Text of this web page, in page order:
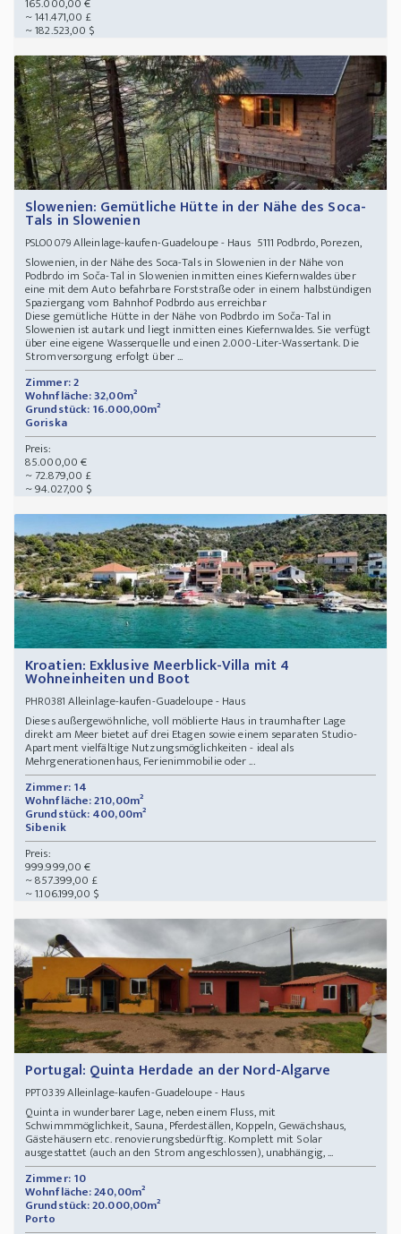
165.000,00 €
~ 141.471,00 £
~ 182.523,00 $
Slowenien: Gemütliche Hütte in der Nähe des Soca-
Tals in Slowenien
PSLO0079Alleinlage-kaufen-Guadeloupe - Haus 5111 Podbrdo, Porezen,
Slowenien, in der Nähe des Soca-Tals in Slowenien in der Nähe von
Podbrdo im Soča-Tal in Slowenien inmitten eines Kiefernwaldes über
eine mit dem Auto befahrbare Forststraße oder in einem halbstündigen
Spaziergang vom Bahnhof Podbrdo aus erreichbar
Diese gemütliche Hütte in der Nähe von Podbrdo im Soča-Tal in
Slowenien ist autark und liegt inmitten eines Kiefernwaldes. Sie verfügt
über eine eigene Wasserquelle und einen 2.000-Liter-Wassertank. Die
Stromversorgung erfolgt über ...
Zimmer: 2
Wohnfläche: 32,00m²
Grundstück: 16.000,00m²
Goriska
Preis:
85.000,00 €
~ 72.879,00 £
~ 94.027,00 $
Kroatien: Exklusive Meerblick-Villa mit 4
Wohneinheiten und Boot
PHR0381 Alleinlage-kaufen-Guadeloupe - Haus
Dieses außergewöhnliche, voll möblierte Haus in traumhafter Lage
direkt am Meer bietet auf drei Etagen sowie einem separaten Studio-
Apartment vielfältige Nutzungsmöglichkeiten - ideal als
Mehrgenerationenhaus, Ferienimmobilie oder ...
Zimmer: 14
Wohnfläche: 210,00m²
Grundstück: 400,00m²
Sibenik
Preis:
999.999,00 €
~ 857.399,00 £
~ 1.106.199,00 $
Portugal: Quinta Herdade an der Nord-Algarve
PPT0339Alleinlage-kaufen-Guadeloupe - Haus
Quinta in wunderbarer Lage, neben einem Fluss, mit
Schwimmmöglichkeit, Sauna, Pferdeställen, Koppeln, Gewächshaus,
Gästehäusern etc. renovierungsbedürftig. Komplett mit Solar
ausgestattet (auch an den Strom angeschlossen), unabhängig, ...
Zimmer: 10
Wohnfläche: 240,00m²
Grundstück: 20.000,00m²
Porto